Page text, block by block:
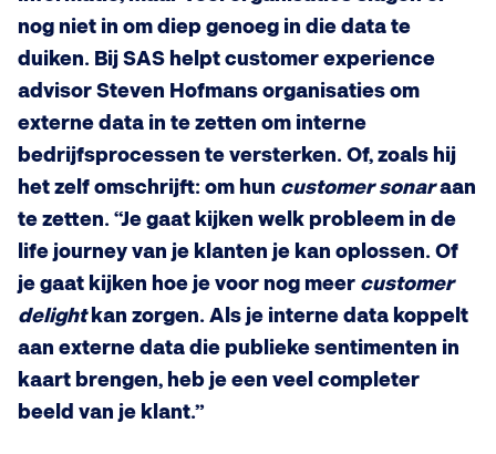
nog niet in om diep genoeg in die data te
duiken. Bij SAS helpt customer experience
advisor Steven Hofmans organisaties om
externe data in te zetten om interne
bedrijfsprocessen te versterken. Of, zoals hij
het zelf omschrijft: om hun customer sonaraan
te zetten. “Je gaat kijken welk probleem in de
life journey van je klanten je kan oplossen. Of
je gaat kijken hoe je voor nog meer customer
delight kan zorgen. Als je interne data koppelt
aan externe data die publieke sentimenten in
kaart brengen, heb je een veel completer
beeld van je klant.”